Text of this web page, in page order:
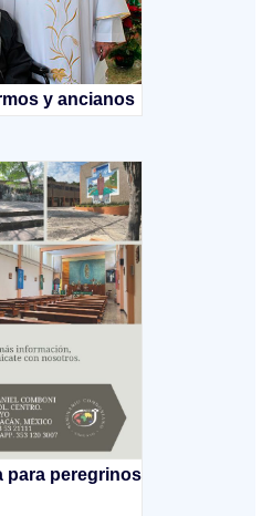
y ancianos
para peregrinos